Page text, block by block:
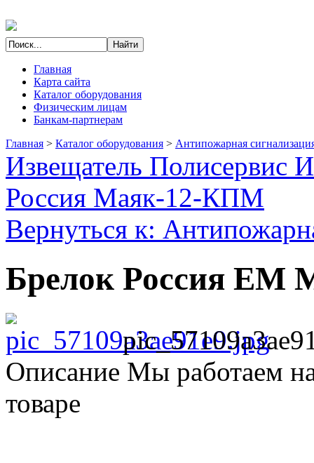
Главная
Карта сайта
Каталог оборудования
Физическим лицам
Банкам-партнерам
Главная > Каталог оборудования > Антипожарная
Извещатель
Россия Маяк-12-КПМ
Вернуться к:
Брелок Россия EM
Описание Мы работаем
товаре